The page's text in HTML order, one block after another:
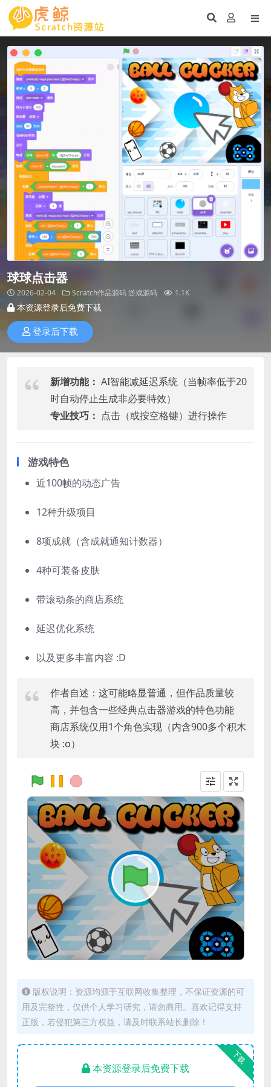
球球点击器
2026-02-04 Scratch作品源码游戏源码 1.1K
本资源登录后免费下载
登录后下载
新增功能： AI智能减延迟系统（当帧率低于20
时自动停止生成非必要特效）
专业技巧： 点击（或按空格键）进行操作
游戏特色
近100帧的动态广告
12种升级项目
8项成就（含成就通知计数器）
4种可装备皮肤
带滚动条的商店系统
延迟优化系统
以及更多丰富内容 :D
作者自述：这可能略显普通，但作品质量较
高，并包含一些经典点击器游戏的特色功能
商店系统仅用1个角色实现（内含900多个积木
块 :o）
版权说明：资源均源于互联网收集整理，不保证资源的可
用及完整性，仅供个人学习研究，请勿商用。喜欢记得支持
正版，若侵犯第三方权益，请及时联系站长删除！
下载
本资源登录后免费下载